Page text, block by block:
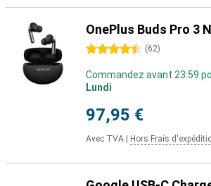
OnePlus Buds Pro 3
4.5 étoiles (62)
Commandez avant 23:59
Lundi
97,95 €
Avec TVA Hors Frais